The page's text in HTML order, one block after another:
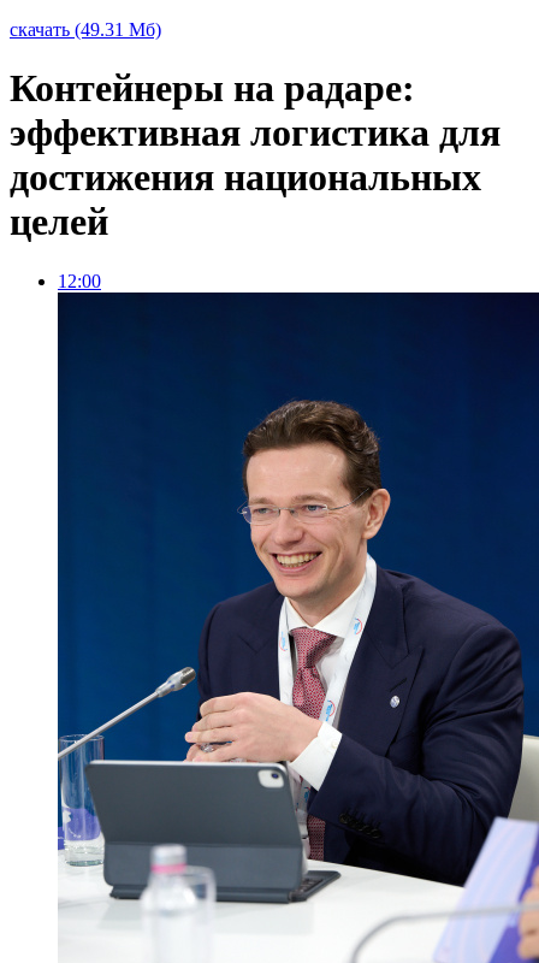
скачать (49.31 Мб)
Контейнеры на радаре:
эффективная логистика для
достижения национальных
целей
12:00